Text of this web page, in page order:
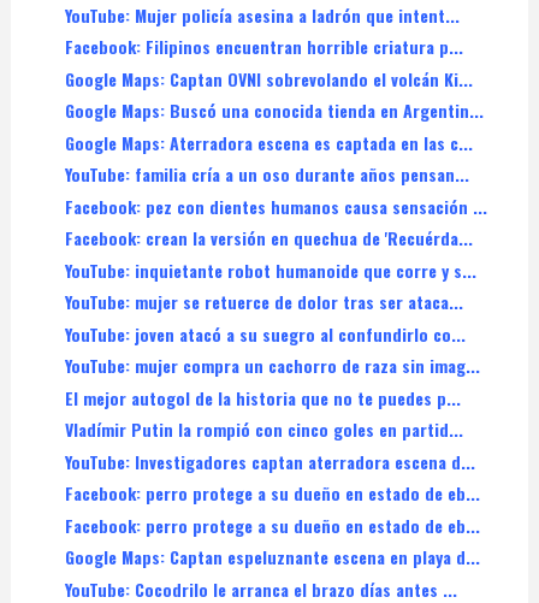
YouTube: Mujer policía asesina a ladrón que intent...
Facebook: Filipinos encuentran horrible criatura p...
Google Maps: Captan OVNI sobrevolando el volcán Ki...
Google Maps: Buscó una conocida tienda en Argentin...
Google Maps: Aterradora escena es captada en las c...
YouTube: familia cría a un oso durante años pensan...
Facebook: pez con dientes humanos causa sensación ...
Facebook: crean la versión en quechua de 'Recuérda...
YouTube: inquietante robot humanoide que corre y s...
YouTube: mujer se retuerce de dolor tras ser ataca...
YouTube: joven atacó a su suegro al confundirlo co...
YouTube: mujer compra un cachorro de raza sin imag...
El mejor autogol de la historia que no te puedes p...
Vladímir Putin la rompió con cinco goles en partid...
YouTube: Investigadores captan aterradora escena d...
Facebook: perro protege a su dueño en estado de eb...
Facebook: perro protege a su dueño en estado de eb...
Google Maps: Captan espeluznante escena en playa d...
YouTube: Cocodrilo le arranca el brazo días antes ...